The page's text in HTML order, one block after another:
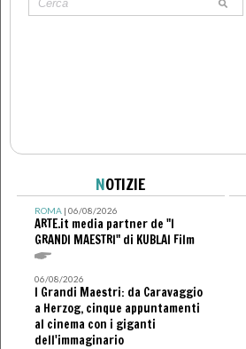
NOTIZIE
ROMA| 06/08/2026
ARTE.it media partner de "I
GRANDI MAESTRI" di KUBLAI Film
06/08/2026
I Grandi Maestri: da Caravaggio
a Herzog, cinque appuntamenti
al cinema con i giganti
dell'immaginario